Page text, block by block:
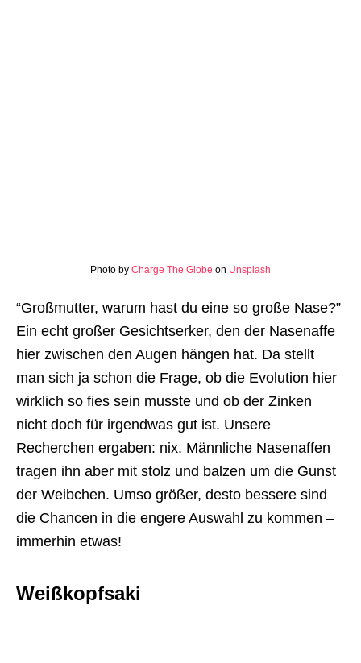
Photo by Charge The Globe on Unsplash
“Großmutter, warum hast du eine so große Nase?”
Ein echt großer Gesichtserker, den der Nasenaffe
hier zwischen den Augen hängen hat. Da stellt
man sich ja schon die Frage, ob die Evolution hier
wirklich so fies sein musste und ob der Zinken
nicht doch für irgendwas gut ist. Unsere
Recherchen ergaben: nix. Männliche Nasenaffen
tragen ihn aber mit stolz und balzen um die Gunst
der Weibchen. Umso größer, desto bessere sind
die Chancen in die engere Auswahl zu kommen –
immerhin etwas!
Weißkopfsaki